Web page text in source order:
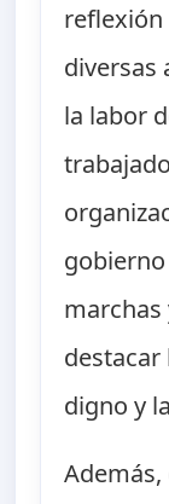
reflexión
diversas
la labor
marchas
digno y